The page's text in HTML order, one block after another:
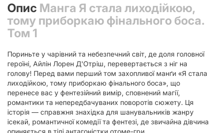
Опис Манга Я стала лиходійкою,
тому приборкаю фінального боса.
Том 1
Пориньте у чарівний та небезпечний світ, де доля головної
героїні, Айлін Лорен Д'Отріш, перевертається з ніг на
голову! Перед вами перший том захопливої манґи «Я стала
лиходійкою, тому приборкаю фінального боса», що
перенесе вас у фентезійний вимір, сповнений магії,
романтики та непередбачуваних поворотів сюжету. Ця
історія — справжня знахідка для шанувальників жанру
ісекай, романтичної комедії та фентезі, де звичайна дівчина
опиняється в тілі антагоністки отоме-гри.